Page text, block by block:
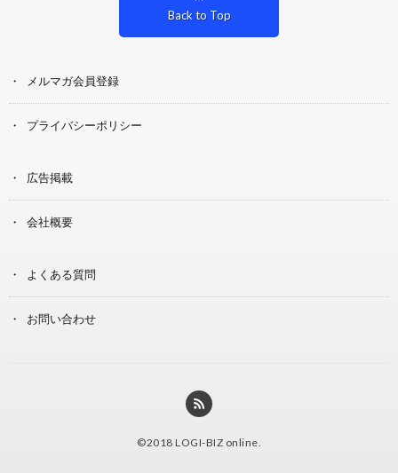
Back to Top
メルマガ会員登録
プライバシーポリシー
広告掲載
会社概要
よくある質問
お問い合わせ
©2018 LOGI-BIZ online.